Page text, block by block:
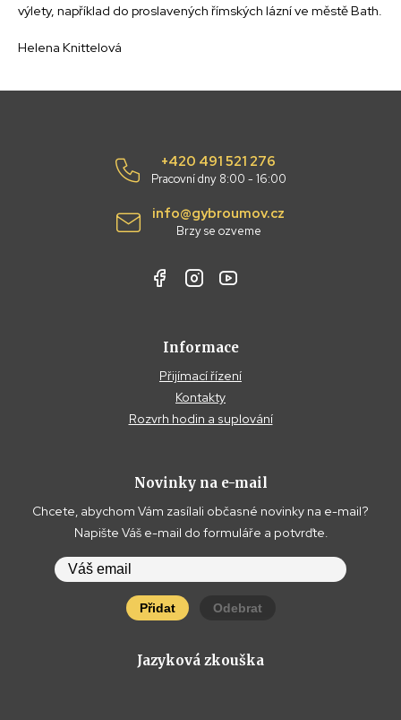
výlety, například do proslavených římských lázní ve městě Bath.
Helena Knittelová
+420 491 521 276
Pracovní dny 8:00 - 16:00
info@gybroumov.cz
Brzy se ozveme
Informace
Přijímací řízení
Kontakty
Rozvrh hodin a suplování
Novinky na e-mail
Chcete, abychom Vám zasílali občasné novinky na e-mail?
Napište Váš e-mail do formuláře a potvrďte.
Přidat Odebrat
Jazyková zkouška